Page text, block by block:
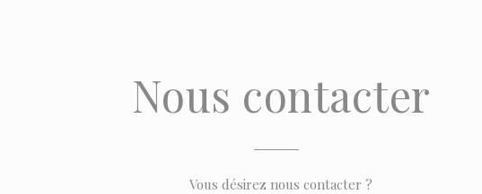
Nous contacter
Vous désirez nous contacter ?